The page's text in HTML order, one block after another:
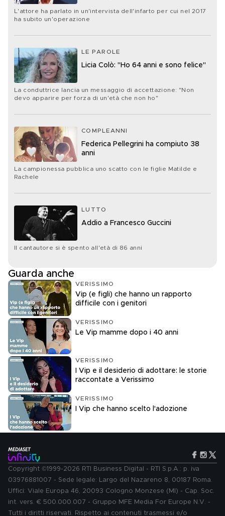
L'attore ha parlato in un'intervista dell'infarto per cui nel 2017
ha subito un'operazione
LE PAROLE
Licia Colò: "Ho 64 anni e sono felice"
La conduttrice lancia un messaggio di accettazione: "Non
devo apparire per forza di un'età che non ho"
COMPLEANNI
Federica Pellegrini ha compiuto 38
anni
La campionessa pubblica uno scatto con le figlie Matilde e
Rachele
LUTTO
Addio a Francesco Guccini
Il cantautore si è spento all'età di 86 anni
Guarda anche
VERISSIMO
Vip (e figli) che hanno un rapporto
difficile con i genitori
VERISSIMO
Le Vip mamme dopo i 40 anni
VERISSIMO
I Vip e il desiderio di adottare: le storie
raccontate a Verissimo
VERISSIMO
I Vip che hanno scelto l'adozione
Copyright ©1999-2026 RTI Business Digital - RTI S.p.A.: p. iva
03976881007 - Sede legale: Largo del Nazareno 8, 00187 Roma.
Uffici: Viale Europa 46, 20093 Cologno Monzese (MI) - Cap. Soc.
int. vers. € 500.000.007 - Gruppo MFE Media For Europe N.V. -
Tutti i diritti riservati. Rispetto ai contenuti trasmessi e/o